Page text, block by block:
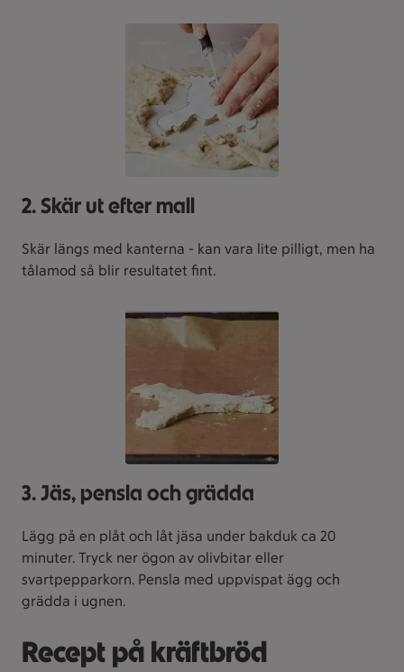
2. Skär ut efter mall
Skär längs med kanterna - kan vara lite pilligt, men ha
tålamod så blir resultatet fint.
3. Jäs, pensla och grädda
Lägg på en plåt och låt jäsa under bakduk ca 20
minuter. Tryck ner ögon av olivbitar eller
svartpepparkorn. Pensla med uppvispat ägg och
grädda i ugnen.
Recept på kräftbröd